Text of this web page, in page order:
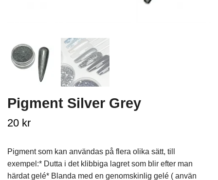
Pigment Silver Grey
20 kr
Pigment som kan användas på flera olika sätt, till
exempel:* Dutta i det klibbiga lagret som blir efter man
härdat gelé* Blanda med en genomskinlig gelé ( använ